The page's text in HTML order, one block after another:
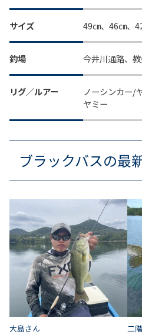
サイズ 49㎝、46㎝、
釣場 今井川通路、
リグ／ルアー
ノーシンカー/
ヤミー
ブラックバスの最
大島さん
二